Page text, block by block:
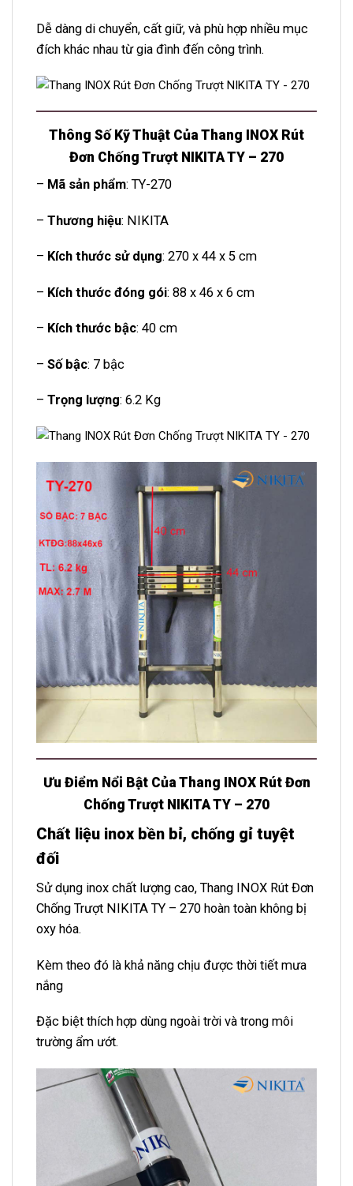
Dễ dàng di chuyển, cất giữ, và phù hợp nhiều mục
đích khác nhau từ gia đình đến công trình.
Thông Số Kỹ Thuật Của Thang INOX Rút
Đơn Chống Trượt NIKITA TY – 270
– Mã sản phẩm: TY-270
– Thương hiệu: NIKITA
– Kích thước sử dụng: 270 x 44 x 5 cm
– Kích thước đóng gói: 88 x 46 x 6 cm
– Kích thước bậc: 40 cm
– Số bậc: 7 bậc
– Trọng lượng: 6.2 Kg
Ưu Điểm Nổi Bật Của Thang INOX Rút Đơn
Chống Trượt NIKITA TY – 270
Chất liệu inox bền bỉ, chống gỉ tuyệt
đối
Sử dụng inox chất lượng cao, Thang INOX Rút Đơn
Chống Trượt NIKITA TY – 270 hoàn toàn không bị
oxy hóa.
Kèm theo đó là khả năng chịu được thời tiết mưa
nắng
Đặc biệt thích hợp dùng ngoài trời và trong môi
trường ẩm ướt.